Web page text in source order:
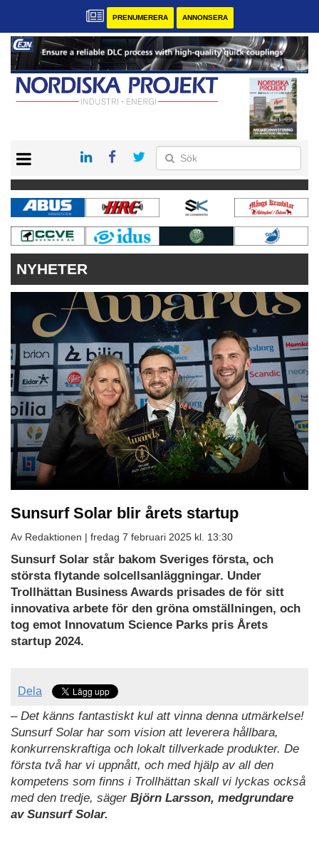
PRENUMERERA ANNONSERA
KONTAKT
VÅRA ANDRA MAGASIN
PRENUMERERA
ANNONSERA
NYHETER
Sunsurf Solar blir årets startup
Av Redaktionen | fredag 7 februari 2025 kl. 13:30
Sunsurf Solar står bakom Sveriges första, och
största flytande solcellsanläggningar. Under
Trollhättan Business Awards prisades de för sitt
innovativa arbete för den gröna omställningen, och
tog emot Innovatum Science Parks pris Årets
startup 2024.
Dela
– Det känns fantastiskt kul att vinna denna utmärkelse!
Sunsurf Solar har som vision att leverera hållbara,
konkurrenskraftiga och lokalt tillverkade produkter. De
första två har vi uppnått, och med hjälp av all den
kompetens som finns i Trollhättan skall vi lyckas också
med den tredje, säger Björn Larsson, medgrundare
av Sunsurf Solar.